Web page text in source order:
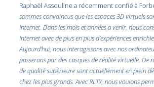
Raphaël Assouline a récemment confié à
sommes convaincus que les espaces 3D virtuels
Internet. Dans les mois et années à venir, nous
Internet avec de plus en plus d’expériences
Aujourd’hui, nous interagissons avec nos
passerons par des casques de réalité virtuelle. De
de qualité supérieure sont actuellement en plein
chez les plus grands. Avec RLTY, nous voulons